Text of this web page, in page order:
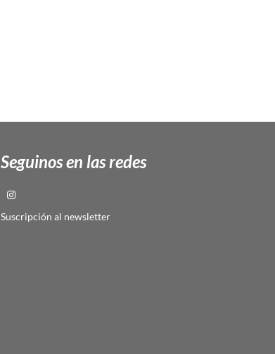
Seguinos en las redes
Suscripción al newsletter